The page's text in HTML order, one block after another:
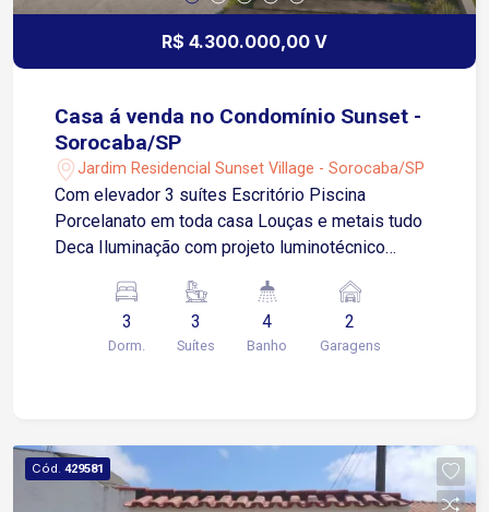
R$ 4.300.000,00 V
Casa á venda no Condomínio Sunset -
Sorocaba/SP
Jardim Residencial Sunset Village - Sorocaba/SP
Com elevador 3 suítes Escritório Piscina
Porcelanato em toda casa Louças e metais tudo
Deca Iluminação com projeto luminotécnico
Telhado em estrutura metalica Esquadrias de
alumínio Golden Piscina com pastilha Casa com
sistema de aquecimento solar
3
Dorm.
3
Suítes
4
Banho
2
Garagens
Cód. 429581